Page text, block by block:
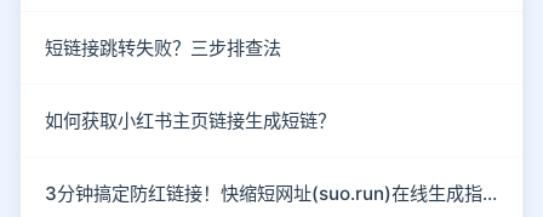
短链接跳转失败？三步排查法
如何获取小红书主页链接生成短链？
3分钟搞定防红链接！快缩短网址(suo.run)在线生成指南